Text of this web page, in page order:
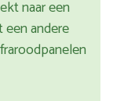
naar een
andere